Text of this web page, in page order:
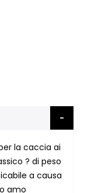
la caccia ai
? di peso
a causa
amo